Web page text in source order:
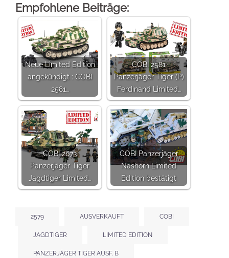
Empfohlene Beiträge:
Neue Limited Edition
angekündigt : COBI
2581…
COBI 2581
Panzerjäger Tiger (P)
Ferdinand Limited…
COBI 2673
Panzerjäger Tiger
Jagdtiger Limited…
COBI Panzerjäger
Nashorn Limited
Edition bestätigt
2579 AUSVERKAUFT COBI
JAGDTIGER LIMITED EDITION
PANZERJÄGER TIGER AUSF. B